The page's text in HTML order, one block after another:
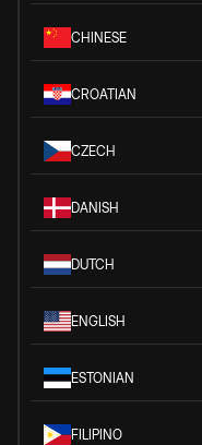
CHINESE
CROATIAN
CZECH
DANISH
DUTCH
ENGLISH
ESTONIAN
FILIPINO